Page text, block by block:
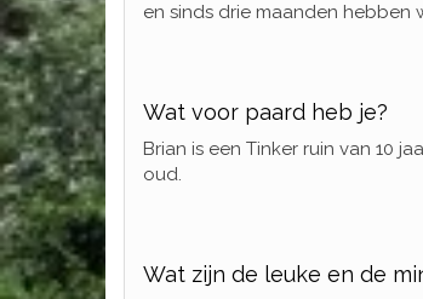
en sinds drie maanden hebben
Wat voor paard heb je?
Brian is een Tinker ruin van 10
oud.
Wat zijn de leuke en de